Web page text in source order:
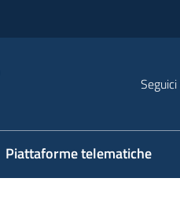
Piattaforme telematiche